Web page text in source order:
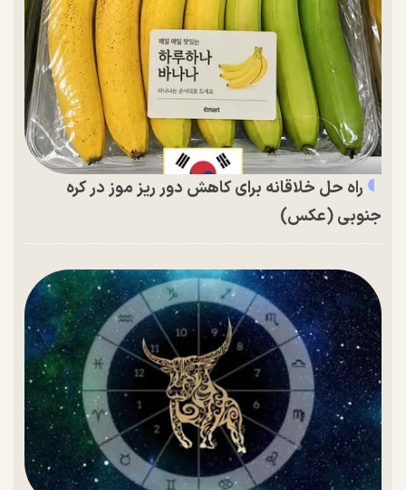
راه حل خلاقانه برای کاهش دور ریز موز در کره
جنوبی (عکس)